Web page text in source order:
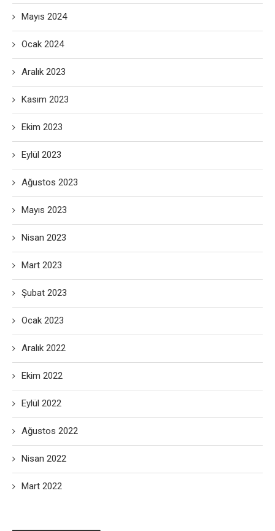
Mayıs 2024
Ocak 2024
Aralık 2023
Kasım 2023
Ekim 2023
Eylül 2023
Ağustos 2023
Mayıs 2023
Nisan 2023
Mart 2023
Şubat 2023
Ocak 2023
Aralık 2022
Ekim 2022
Eylül 2022
Ağustos 2022
Nisan 2022
Mart 2022